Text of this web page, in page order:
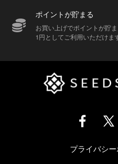
ポイントが貯まる
お買い上げでポイントが貯
1円としてご利用いただけま
プライバシ